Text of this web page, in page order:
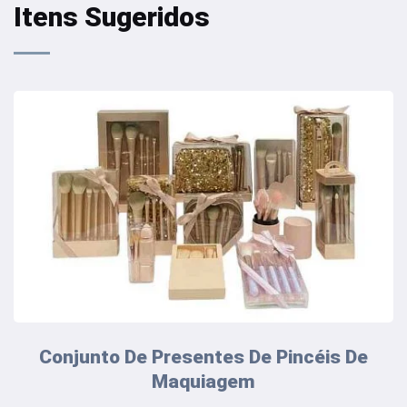
Itens Sugeridos
Conjunto De Presentes De Pincéis De
Maquiagem